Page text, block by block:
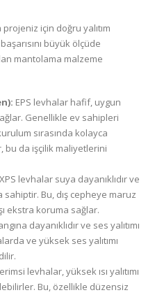
için doğru yalıtım
büyük ölçüde
mantolama malzeme
EPS levhalar hafif, uygun
Genellikle ev sahipleri
sırasında kolayca
bu da işçilik maliyetlerini
XPS levhalar suya dayanıklıdır ve
sahiptir. Bu, dış cepheye maruz
ekstra koruma sağlar.
dayanıklıdır ve ses yalıtımı
ve yüksek ses yalıtımı
levhalar, yüksek ısı yalıtımı
Bu, özellikle düzensiz